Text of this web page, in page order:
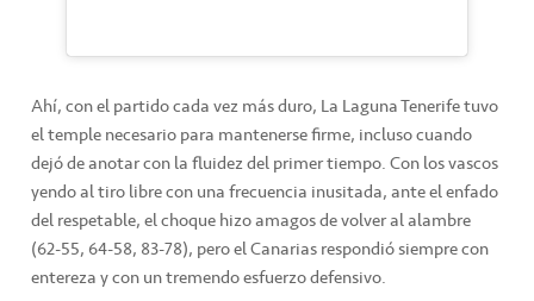
Ahí, con el partido cada vez más duro, La Laguna Tenerife tuvo
el temple necesario para mantenerse firme, incluso cuando
dejó de anotar con la fluidez del primer tiempo. Con los vascos
yendo al tiro libre con una frecuencia inusitada, ante el enfado
del respetable, el choque hizo amagos de volver al alambre
(62-55, 64-58, 83-78), pero el Canarias respondió siempre con
entereza y con un tremendo esfuerzo defensivo.